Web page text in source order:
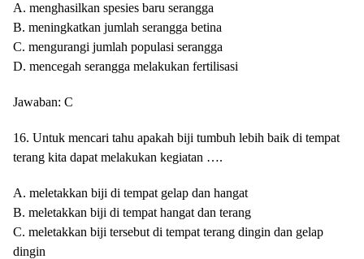
A. menghasilkan spesies baru serangga
B. meningkatkan jumlah serangga betina
C. mengurangi jumlah populasi serangga
D. mencegah serangga melakukan fertilisasi
Jawaban: C
16. Untuk mencari tahu apakah biji tumbuh lebih baik di tempat
terang kita dapat melakukan kegiatan ….
A. meletakkan biji di tempat gelap dan hangat
B. meletakkan biji di tempat hangat dan terang
C. meletakkan biji tersebut di tempat terang dingin dan gelap
dingin